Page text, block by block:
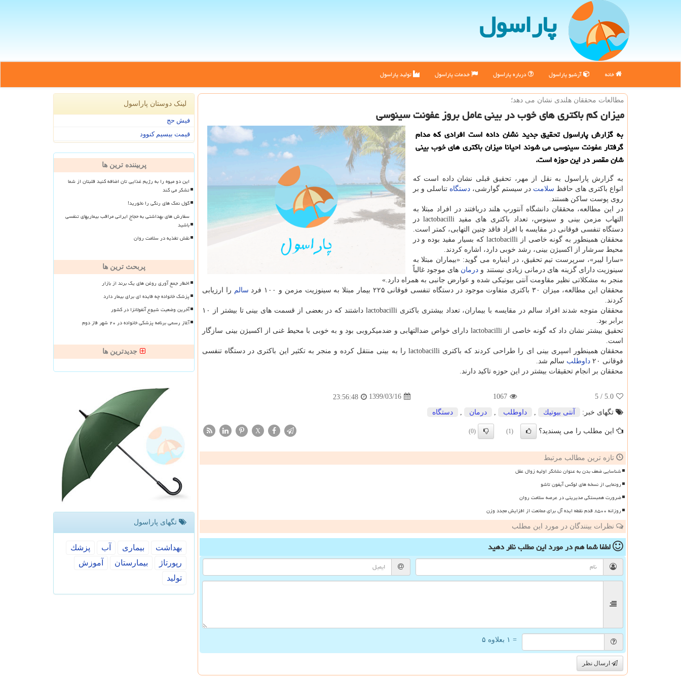
پاراسول
خانه آرشیو پاراسول درباره پاراسول خدمات پاراسول تولید پاراسول
مطالعات محققان هلندی نشان می دهد؛
میزان كم باكتری های خوب در بینی عامل بروز عفونت سینوسی
به گزارش پاراسول تحقیق جدید نشان داده است افرادی كه مدام
گرفتار عفونت سینوسی می شوند احیانا میزان باكتری های خوب بینی
شان مقصر در این حوزه است.
به گزارش پاراسول به نقل از مهر، تحقیق قبلی نشان داده است که
انواع باکتری های حافظ سلامت در سیستم گوارشی،دستگاه تناسلی و بر
روی پوست ساکن هستند.
در این مطالعه، محققان دانشگاه آنتورپ هلند دریافتند در افراد مبتلا به
التهاب مزمن بینی و سینوس، تعداد باکتری های مفید lactobacilli در
دستگاه تنفسی فوقانی در مقایسه با افراد فاقد چنین التهابی، کمتر است.
محققان همینطور به گونه خاصی از lactobacilli که بسیار مفید بوده و در
محیط سرشار از اکسیژن بینی، رشد خوبی دارد، اشاره کردند.
«سارا لیبر»، سرپرست تیم تحقیق، در اینباره می گوید: «بیماران مبتلا به
سینوزیت دارای گزینه های درمانی زیادی نیستند و درمان های موجود غالباً
منجر به مشکلاتی نظیر مقاومت آنتی بیوتیکی شده و عوارض جانبی به همراه دارد.»
محققان این مطالعه، میزان ۳۰ باکتری متفاوت موجود در دستگاه تنفسی فوقانی ۲۲۵ بیمار مبتلا به سینوزیت مزمن و ۱۰۰ فرد
سالم را ارزیابی
کردند.
محققان متوجه شدند افراد سالم در مقایسه با بیماران، تعداد بیشتری باکتری lactobacilli داشتند که در بعضی از قسمت های بینی تا بیشتر از ۱۰
برابر بود.
تحقیق بیشتر نشان داد که گونه خاصی از lactobacilli دارای خواص ضدالتهابی و ضدمیکروبی بود و به خوبی با محیط غنی از اکسیژن بینی سازگار
است.
محققان همینطور اسپری بینی ای را طراحی کردند که باکتری lactobacilli را به بینی منتقل کرده و منجر به تکثیر این باکتری در دستگاه تنفسی
فوقانی ۲۰
داوطلب سالم شد.
محققان بر انجام تحقیقات بیشتر در این حوزه تاکید دارند.
5.0
/ 5
1067
1399/03/16
23:56:48
تگهای خبر:
آنتی بیوتیك داوطلب درمان دستگاه
این مطلب را می پسندید؟ (1)
(0)
X
تازه ترین مطالب مرتبط
شناسایی ضعف بدن به عنوان نشانگر اولیه زوال عقل
رونمایی از نسخه های لوکس آیفون تاشو
ضرورت همبستگی مدیریتی در عرصه سلامت روان
روزانه ۸۵۰۰ قدم نقطه ایده آل برای ممانعت از افزایش مجدد وزن
نظرات بینندگان در مورد این مطلب
لطفا شما همدر مورد این مطلبنظر دهید
= ۱ بعلاوه ۵
ارسال نظر
لینک دوستان پاراسول
فیش حج
قیمت بیسیم کنوود
پربیننده ترین ها
این دو میوه را به رژیم غذایی تان اضافه کنید قلبتان از شما
تشکر می کند
گول نمک های رنگی را نخورید!
سفارش های بهداشتی به حجاج ایرانی مراقب بیماریهای تنفسی
باشید
نقش تغذیه در سلامت روان
پربحث ترین ها
اخطار جمع آوری روغن های یک برند از بازار
پزشک خانواده چه فایده ای برای بیمار دارد
آخرین وضعیت شیوع آنفولانزا در کشور
آغاز رسمی برنامه پزشکی خانواده در ۲۰ شهر فاز دوم
جدیدترین ها
تگهای پاراسول
بهداشت بیماری آب
پزشك
رپورتاژ
بیمارستان
آموزش
تولید